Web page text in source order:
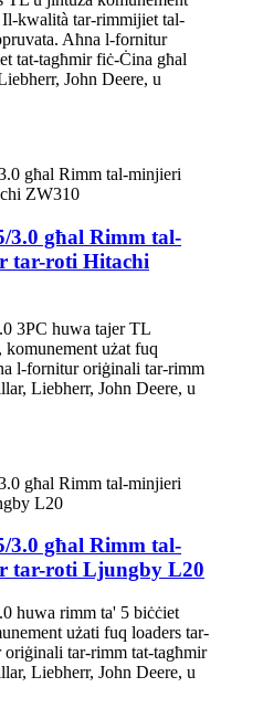
kwalità tar-rimmijiet tal-
Aħna l-fornitur
tat-tagħmir fiċ-Ċina għal
John Deere, u
3.0 għal Rimm tal-
tar-roti Hitachi
3PC huwa tajer TL
użat fuq
l-fornitur oriġinali tar-rimm
Liebherr, John Deere, u
3.0 għal Rimm tal-
tar-roti Ljungby L20
huwa rimm ta' 5 biċċiet
użati fuq loaders tar-
tar-rimm tat-tagħmir
Liebherr, John Deere, u